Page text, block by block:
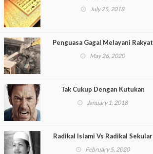
July 25, 2018
Penguasa Gagal Melayani Rakyat
May 26, 2020
Tak Cukup Dengan Kutukan
January 1, 2018
Radikal Islami Vs Radikal Sekular
February 5, 2020